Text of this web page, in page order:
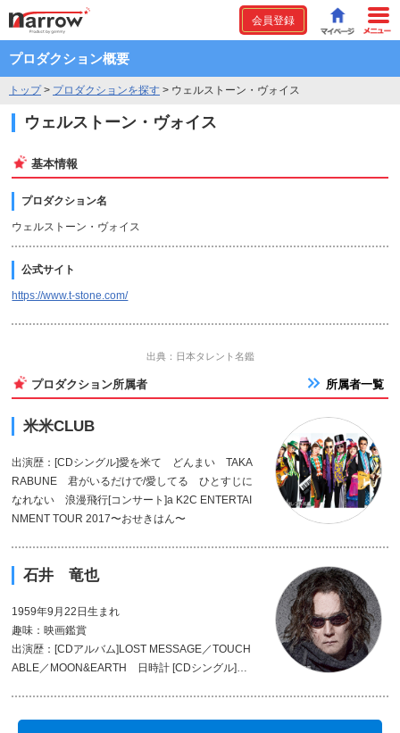
会員登録
プロダクション概要
トップ> プロダクションを探す > ウェルストーン・ヴォイス
ウェルストーン・ヴォイス
基本情報
プロダクション名
ウェルストーン・ヴォイス
公式サイト
https://www.t-stone.com/
出典：日本タレント名鑑
プロダクション所属者 所属者一覧
米米CLUB
出演歴：[CDシングル]愛を米て どんまい TAKA
RABUNE 君がいるだけで/愛してる ひとすじに
なれない 浪漫飛行[コンサート]a K2C ENTERTAI
NMENT TOUR 2017〜おせきはん〜
石井 竜也
1959年9月22日生まれ
趣味：映画鑑賞
出演歴：[CDアルバム]LOST MESSAGE／TOUCH
ABLE／MOON&EARTH 日時計 [CDシングル]は
DANGEL 顔魂〜KAODAMA [ライブ]ビルボード